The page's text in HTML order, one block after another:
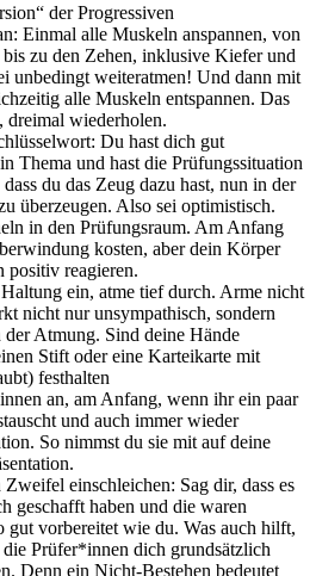
der Progressiven
Einmal alle Muskeln anspannen, von
zu den Zehen, inklusive Kiefer und
unbedingt weiteratmen! Und dann mit
alle Muskeln entspannen. Das
dreimal wiederholen.
Du hast dich gut
Thema und hast die Prüfungssituation
du das Zeug dazu hast, nun in der
überzeugen. Also sei optimistisch.
in den Prüfungsraum. Am Anfang
kosten, aber dein Körper
positiv reagieren.
ein, atme tief durch. Arme nicht
nicht nur unsympathisch, sondern
Atmung. Sind deine Hände
Stift oder eine Karteikarte mit
festhalten
an, am Anfang, wenn ihr ein paar
und auch immer wieder
So nimmst du sie mit auf deine
einschleichen: Sag dir, dass es
geschafft haben und die waren
gut vorbereitet wie du. Was auch hilft,
die Prüfer*innen dich grundsätzlich
Denn ein Nicht-Bestehen bedeutet